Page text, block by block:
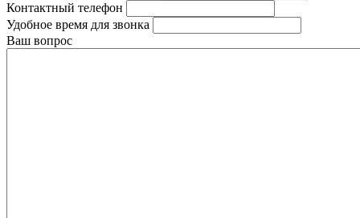
Контактный телефон
Удобное время для звонка
Ваш вопрос